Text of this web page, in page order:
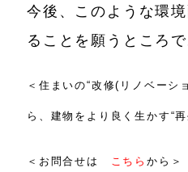
今後、このような環
ることを願うところで
＜住まいの“改修(リノベーシ
ら、建物をより良く生かす“再
＜お問合せは こちらから＞